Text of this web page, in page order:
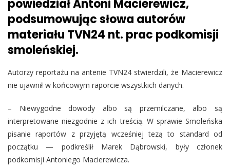
powiedział Antoni Macierewicz,
podsumowując słowa autorów
materiału TVN24 nt. prac podkomisji
smoleńskiej.
Autorzy reportażu na antenie TVN24 stwierdzili, że Macierewicz
nie ujawnił w końcowym raporcie wszystkich danych.
– Niewygodne dowody albo są przemilczane, albo są
interpretowane niezgodnie z ich treścią. W sprawie Smoleńska
pisanie raportów z przyjętą wcześniej tezą to standard od
początku — podkreślił Marek Dąbrowski, były członek
podkomisji Antoniego Macierewicza.